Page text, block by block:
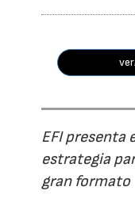
EFI presenta
estrategia
gran formato